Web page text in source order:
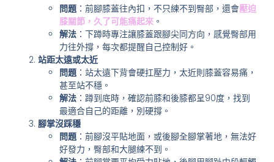
問題：前腳膝蓋往內扣，不只練不到臀部，還會壓迫
膝關節，久了可能痛起來。
解法：下蹲時專注讓膝蓋跟腳尖同方向，感覺臀部用
力往外撐，每次都提醒自己控制好。
站距太遠或太近
問題：站太遠下背會硬扛壓力，太近則膝蓋容易痛，
甚至站不穩。
解法：蹲到底時，確認前膝和後膝都呈90度，找到
最適合自己的距離，別硬撐。
腳掌沒踩穩
問題：前腳沒平貼地面，或後腳全腳掌著地，無法好
好發力，臀部和大腿練不到。